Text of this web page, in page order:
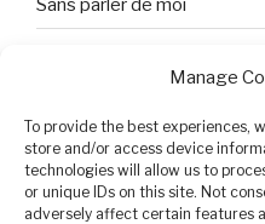
Manage
To provide the best experiences,
store and/or access device
technologies will allow us to
or unique IDs on this site. Not
adversely affect certain features
Sans parler de moi
Tristesse et attente
Variable complexe